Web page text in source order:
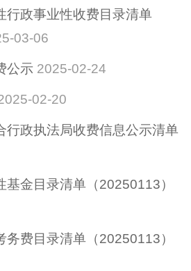
行政事业性收费目录清单
03-06
公示 2025-02-24
02-20
行政执法局收费信息公示清单
基金目录清单（20250113）
务费目录清单（20250113）